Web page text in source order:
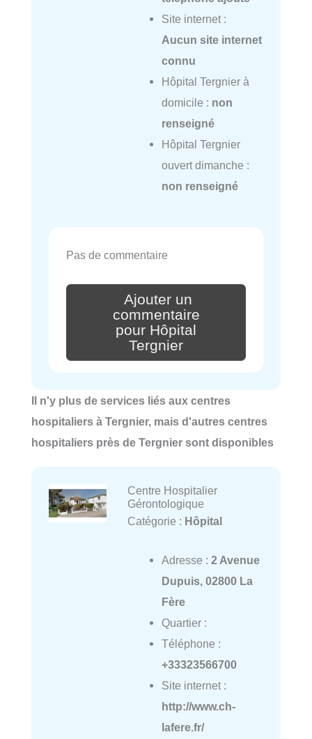
Site internet :
Aucun site internet
connu
Hôpital Tergnier à
domicile : non
renseigné
Hôpital Tergnier
ouvert dimanche :
non renseigné
Pas de commentaire
Ajouter un
commentaire
pour Hôpital
Tergnier
Il n'y plus de services liés aux centres
hospitaliers à Tergnier, mais d'autres centres
hospitaliers près de Tergnier sont disponibles
Centre Hospitalier
Gérontologique
Catégorie : Hôpital
Adresse : 2 Avenue
Dupuis, 02800 La
Fère
Quartier :
Téléphone :
+33323566700
Site internet :
http://www.ch-
lafere.fr/